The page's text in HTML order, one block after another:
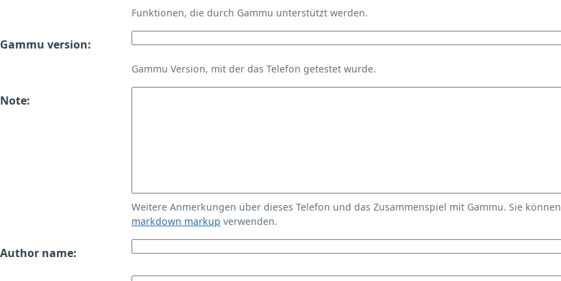
Funktionen, die durch Gammu unterstützt werden.
Gammu version:
Gammu Version, mit der das Telefon getestet wurde.
Note:
Weitere Anmerkungen über dieses Telefon und das Zusammenspiel mit Gammu. Sie können
markdown markup verwenden.
Author name: